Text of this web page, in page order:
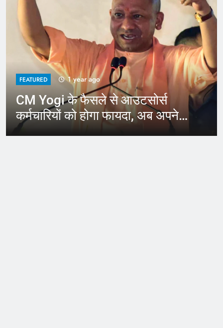
FEATURED 1 year ago
CM Yogi के फैसले से आउटसोर्स
कर्मचारियों को होगा फायदा, अब अपने
जिले में कर सकेंगे काम